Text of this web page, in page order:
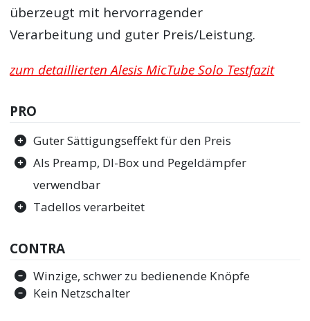
überzeugt mit hervorragender
Verarbeitung und guter Preis/Leistung.
zum detaillierten Alesis MicTube Solo Testfazit
PRO
Guter Sättigungseffekt für den Preis
Als Preamp, DI-Box und Pegeldämpfer
verwendbar
Tadellos verarbeitet
CONTRA
Winzige, schwer zu bedienende Knöpfe
Kein Netzschalter